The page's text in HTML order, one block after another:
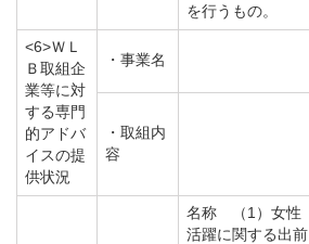
を行うもの。
<6>ＷＬ
Ｂ取組企
業等に対
する専門
的アドバ
イスの提
供状況
・事業名
・取組内
容
名称 （1）女性
活躍に関する出前